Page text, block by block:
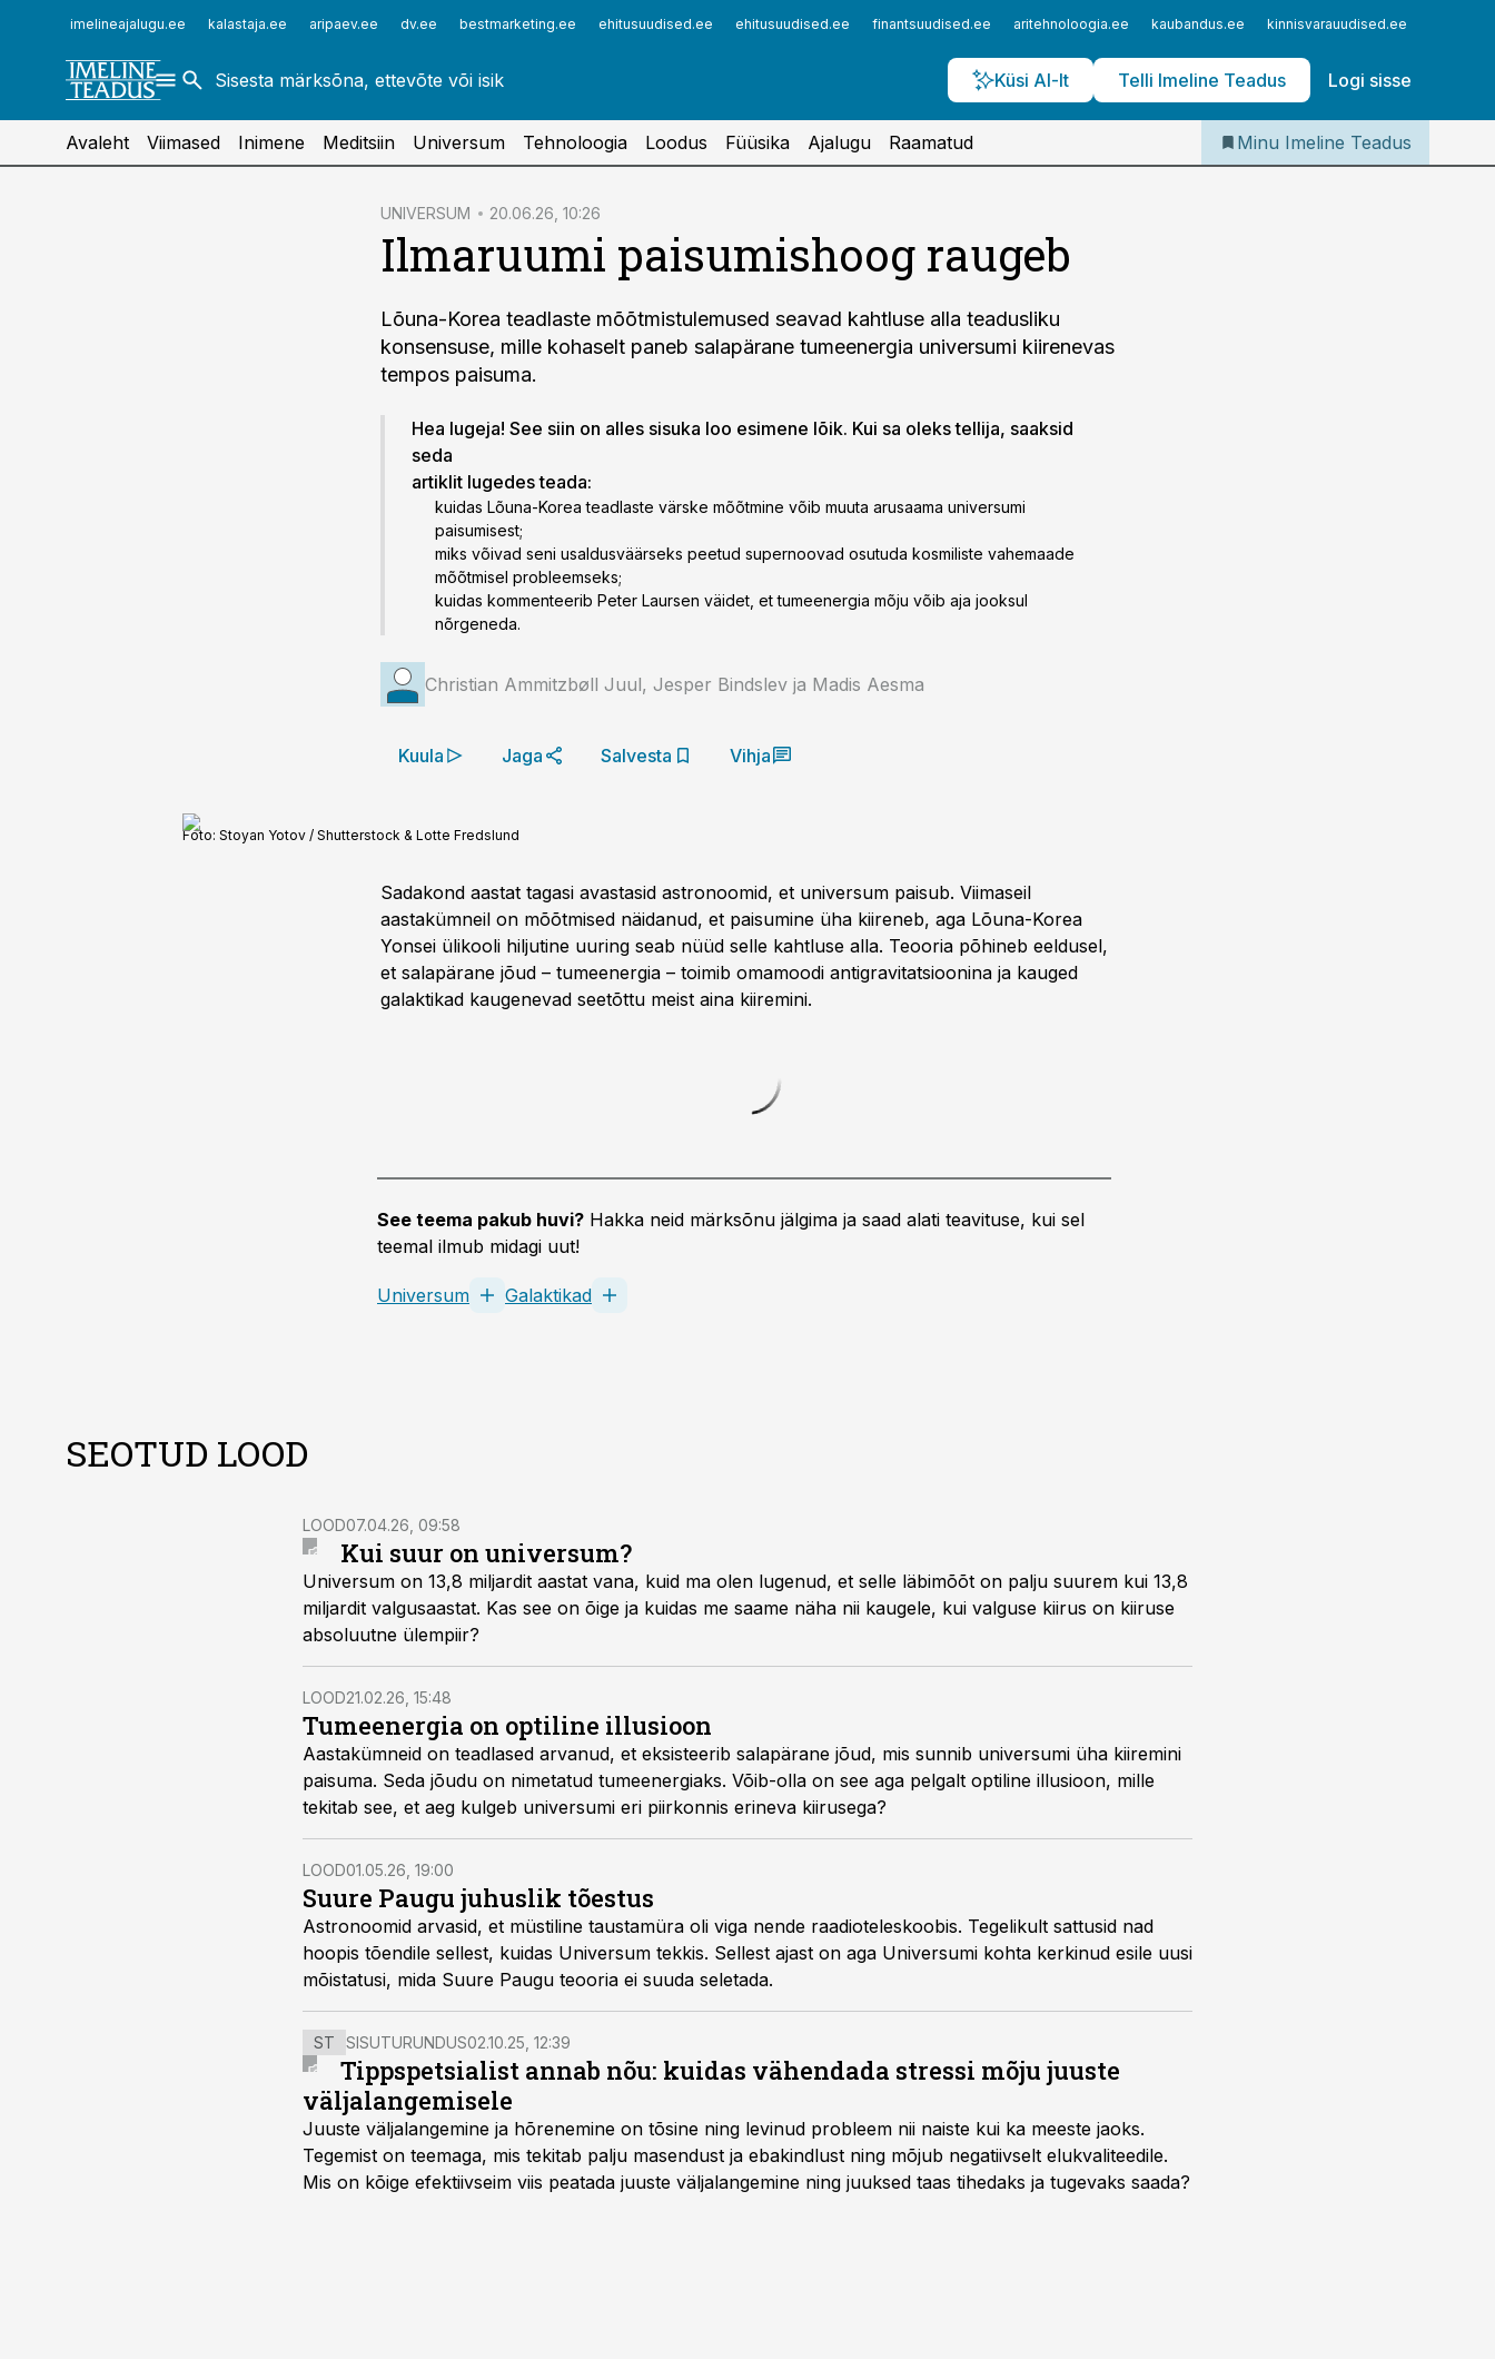
imelineajalugu.ee kalastaja.ee aripaev.ee dv.ee bestmarketing.ee ehitusuudised.ee ehitusuudised.ee finantsuudised.ee aritehnoloogia.ee kaubandus.ee kinnisvarauudised.ee
Küsi AI-lt Telli Imeline Teadus Logi sisse
finantsuudised.ee
aritehnoloogia.ee
toostusuudised.ee
Iseteenindus
Telli Imeline Teadus
Avaleht Viimased Inimene Meditsiin Universum Tehnoloogia Loodus Füüsika Ajalugu Raamatud Minu Imeline Teadus
UNIVERSUM 20.06.26, 10:26
Ilmaruumi paisumishoog raugeb
Lõuna-Korea teadlaste mõõtmistulemused seavad kahtluse alla teadusliku
konsensuse, mille kohaselt paneb salapärane tumeenergia universumi kiirenevas
tempos paisuma.
Hea lugeja! See siin on alles sisuka loo esimene lõik. Kui sa oleks tellija, saaksid
seda
artiklit lugedes teada:
kuidas Lõuna-Korea teadlaste värske mõõtmine võib muuta arusaama universumi
paisumisest;
miks võivad seni usaldusväärseks peetud supernoovad osutuda kosmiliste vahemaade
mõõtmisel probleemseks;
kuidas kommenteerib Peter Laursen väidet, et tumeenergia mõju võib aja jooksul
nõrgeneda.
Christian Ammitzbøll Juul, Jesper Bindslev ja Madis Aesma
Kuula Jaga Salvesta Vihja
Foto: Stoyan Yotov / Shutterstock & Lotte Fredslund
Sadakond aastat tagasi avastasid astronoomid, et universum paisub. Viimaseil
aastakümneil on mõõtmised näidanud, et paisumine üha kiireneb, aga Lõuna-Korea
Yonsei ülikooli hiljutine uuring seab nüüd selle kahtluse alla. Teooria põhineb eeldusel,
et salapärane jõud – tume­energia – toimib omamoodi anti­gravitatsioonina ja kauged
galaktikad kaugenevad seetõttu meist aina kiiremini.
See teema pakub huvi? Hakka neid märksõnu jälgima ja saad alati teavituse, kui sel
teemal ilmub midagi uut!
Universum Galaktikad
SEOTUD LOOD
LOOD07.04.26, 09:58
Kui suur on universum?
Universum on 13,8 miljardit aastat vana, kuid ma olen lugenud, et selle läbimõõt on palju suurem kui 13,8
miljardit valgusaastat. Kas see on õige ja kuidas me saame näha nii kaugele, kui valguse kiirus on kiiruse
absoluutne ülempiir?
LOOD21.02.26, 15:48
Tumeenergia on optiline illusioon
Aastakümneid on teadlased arvanud, et eksisteerib salapärane jõud, mis sunnib universumi üha kiiremini
paisuma. Seda jõudu on nimetatud tumeenergiaks. Võib-olla on see aga pelgalt optiline illusioon, mille
tekitab see, et aeg kulgeb universumi eri piirkonnis erineva kiirusega?
LOOD01.05.26, 19:00
Suure Paugu juhuslik tõestus
Astronoomid arvasid, et müstiline taustamüra oli viga nende raadioteleskoobis. Tegelikult sattusid nad
hoopis tõendile sellest, kuidas Universum tekkis. Sellest ajast on aga Universumi kohta kerkinud esile uusi
mõistatusi, mida Suure Paugu teooria ei suuda seletada.
ST SISUTURUNDUS02.10.25, 12:39
Tippspetsialist annab nõu: kuidas vähendada stressi mõju juuste
väljalangemisele
Juuste väljalangemine ja hõrenemine on tõsine ning levinud probleem nii naiste kui ka meeste jaoks.
Tegemist on teemaga, mis tekitab palju masendust ja ebakindlust ning mõjub negatiivselt elukvaliteedile.
Mis on kõige efektiivseim viis peatada juuste väljalangemine ning juuksed taas tihedaks ja tugevaks saada?